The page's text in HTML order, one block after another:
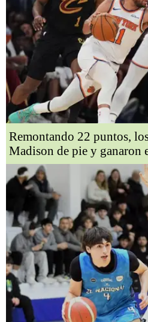
Remontando 22 puntos,
Madison de pie y ganaron